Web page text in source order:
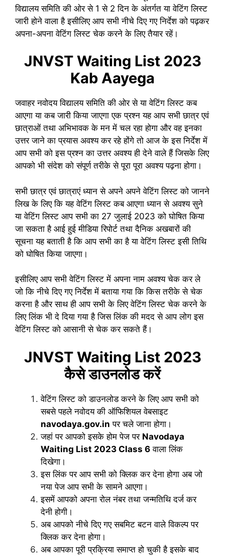
विद्यालय समिति की ओर से 1 से 2 दिन के अंतर्गत या वेटिंग लिस्ट
जारी होने वाला है इसीलिए आप सभी नीचे दिए गए निर्देश को पढ़कर
अपना-अपना वेटिंग लिस्ट चेक करने के लिए तैयार रहें।
JNVST Waiting List 2023
Kab Aayega
जवाहर नवोदय विद्यालय समिति की ओर से या वेटिंग लिस्ट कब
आएगा या कब जारी किया जाएगा एक प्रश्न यह आप सभी छात्र एवं
छात्राओं तथा अभिभावक के मन में चल रहा होगा और वह इनका
उत्तर जाने का प्रयास अवश्य कर रहे होंगे तो आज के इस निर्देश में
आप सभी को इस प्रश्न का उत्तर अवश्य ही देने वाले हैं जिसके लिए
आपको भी संदेश को संपूर्ण तरीके से पूरा पूरा अवश्य पढ़ना होगा।
सभी छात्र एवं छात्राएं ध्यान से अपने अपने वेटिंग लिस्ट को जानने
लिख के लिए कि यह वेटिंग लिस्ट कब आएगा ध्यान से अवश्य सुने
या वेटिंग लिस्ट आप सभी का 27 जुलाई 2023 को घोषित किया
जा सकता है आई हुई मीडिया रिपोर्ट तथा दैनिक अखबारों की
सूचना यह बताती है कि आप सभी का है या वेटिंग लिस्ट इसी तिथि
को घोषित किया जाएगा।
इसीलिए आप सभी वेटिंग लिस्ट में अपना नाम अवश्य चेक कर ले
जो कि नीचे दिए गए निर्देश में बताया गया कि किस तरीके से चेक
करना है और साथ ही आप सभी के लिए वेटिंग लिस्ट चेक करने के
लिए लिंक भी दे दिया गया है जिस लिंक की मदद से आप लोग इस
वेटिंग लिस्ट को आसानी से चेक कर सकते हैं।
JNVST Waiting List 2023
कैसे डाउनलोड करें
वेटिंग लिस्ट को डाउनलोड करने के लिए आप सभी को
सबसे पहले नवोदय की ऑफिशियल वेबसाइट
navodaya.gov.in पर चले जाना होगा।
जहां पर आपको इसके होम पेज पर Navodaya
Waiting List 2023 Class 6 वाला लिंक
दिखेगा।
इस लिंक पर आप सभी को क्लिक कर देना होगा अब जो
नया पेज आप सभी के सामने आएगा।
इसमें आपको अपना रोल नंबर तथा जन्मतिथि दर्ज कर
देनी होगी।
अब आपको नीचे दिए गए सबमिट बटन वाले विकल्प पर
क्लिक कर देना होगा।
अब आपका पूरी प्रक्रिया समाप्त हो चुकी है इसके बाद